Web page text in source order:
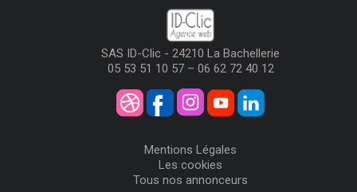
SAS ID-Clic - 24210 La Bachellerie
05 53 51 10 57 – 06 62 72 40 12
Mentions Légales
Les cookies
Tous nos annonceurs